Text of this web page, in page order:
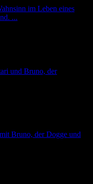
im Leben eines
...
und Bruno, der
Bruno, der Dogge und